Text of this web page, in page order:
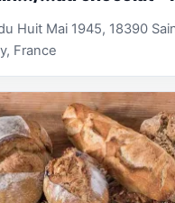
Huit Mai 1945, 18390
France